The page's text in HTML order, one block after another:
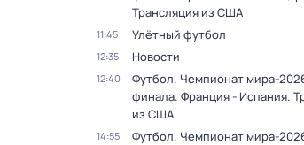
Трансляция из США
11:45 Улётный футбол
12:35 Новости
12:40
Футбол. Чемпионат мира-
финала. Франция - Испания.
из США
14:55
Футбол. Чемпионат мира-